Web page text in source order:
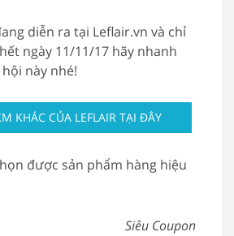
diễn ra tại Leflair.vn và chỉ
ngày 11/11/17 hãy nhanh
này nhé!
KHÁC CỦA LEFLAIR TẠI ĐÂY
được sản phẩm hàng hiệu
Siêu Coupon